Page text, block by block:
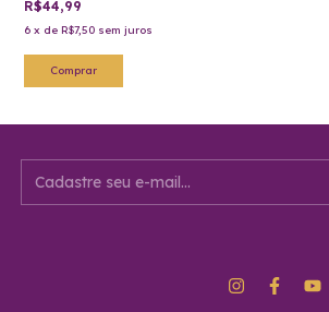
R$44,99
6 x de R$7,50 sem juros